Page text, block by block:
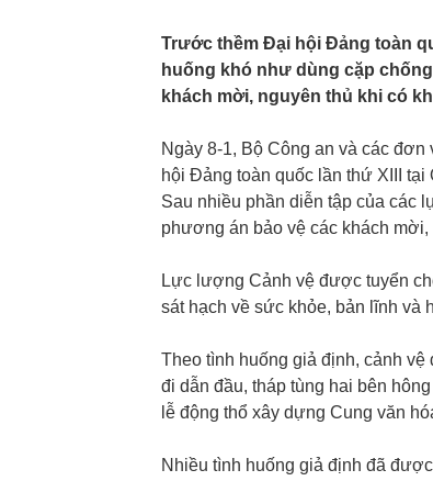
Trước thềm Đại hội Đảng toàn
huống khó như dùng cặp
khách mời, nguyên thủ khi có
Ngày 8-1, Bộ Công an và các
hội Đảng toàn quốc lần thứ XIII
Sau nhiều phần diễn tập của các
phương án bảo vệ các khách mời,
Lực lượng Cảnh vệ được tuyển
sát hạch về sức khỏe, bản lĩnh và
Theo tình huống giả định, cảnh
đi dẫn đầu, tháp tùng hai bên
lễ động thổ xây dựng Cung văn
Nhiều tình huống giả định đã